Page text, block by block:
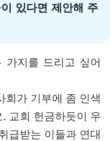
있다면 제안해 주
가지를 드리고 싶어
회가 기부에 좀 인색
교회 헌금하듯이 우
급받는 이들과 연대